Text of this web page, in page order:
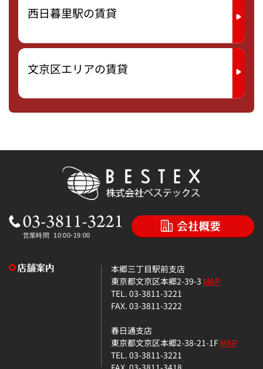
西日暮里駅の賃貸
文京区エリアの賃貸
本郷三丁目駅前支店
東京都文京区本郷2-39-3 MAP
TEL. 03-3811-3221
FAX. 03-3811-3222
春日通支店
東京都文京区本郷2-38-21-1FMAP
TEL. 03-3811-3221